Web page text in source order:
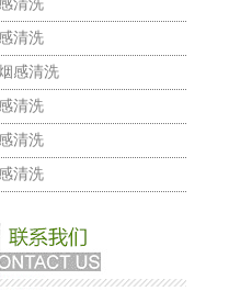
清洗
清洗
感清洗
清洗
清洗
清洗